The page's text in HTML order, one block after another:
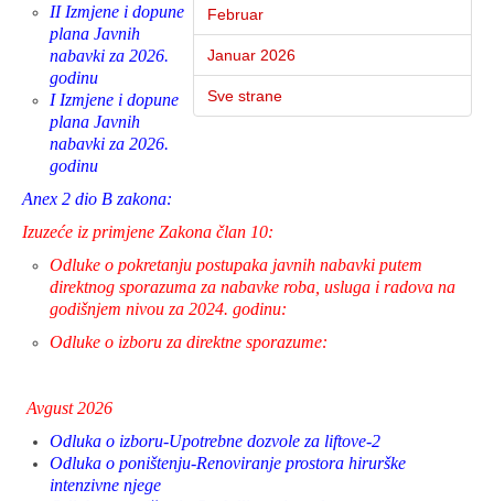
Februar
Januar 2026
Sve strane
II Izmjene i dopune
plana Javnih
nabavki za 2026.
godinu
I Izmjene i dopune
plana Javnih
nabavki za 2026.
godinu
Anex 2 dio B zakona:
Izuzeće iz primjene Zakona član 10:
Odluke o pokretanju postupaka javnih nabavki putem
direktnog sporazuma za nabavke roba, usluga i radova na
godišnjem nivou za 2024. godinu:
Odluke o izboru za direktne sporazume:
Avgust 2026
Odluka o izboru-Upotrebne dozvole za liftove-2
Odluka o poništenju-Renoviranje prostora hirurške
intenzivne njege